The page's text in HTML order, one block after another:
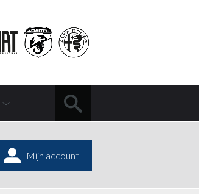
Mijn account